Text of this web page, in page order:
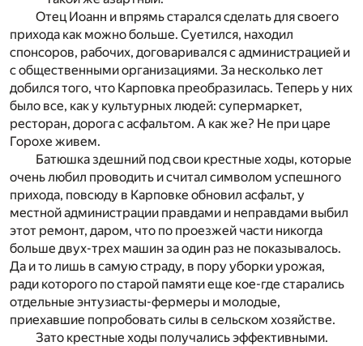
Отец Иоанн и впрямь старался сделать для своего
прихода как можно больше. Суетился, находил
спонсоров, рабочих, договаривался с администрацией и
с общественными организациями. За несколько лет
добился того, что Карповка преобразилась. Теперь у них
было все, как у культурных людей: супермаркет,
ресторан, дорога с асфальтом. А как же? Не при царе
Горохе живем.
Батюшка здешний под свои крестные ходы, которые
очень любил проводить и считал символом успешного
прихода, повсюду в Карповке обновил асфальт, у
местной администрации правдами и неправдами выбил
этот ремонт, даром, что по проезжей части никогда
больше двух-трех машин за один раз не показывалось.
Да и то лишь в самую страду, в пору уборки урожая,
ради которого по старой памяти еще кое-где старались
отдельные энтузиасты-фермеры и молодые,
приехавшие попробовать силы в сельском хозяйстве.
Зато крестные ходы получались эффективными.